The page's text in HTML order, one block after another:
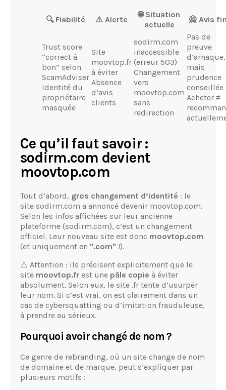
🔍 Fiabilité ⚠️ Alerte
🌐 Situation
actuelle
🙅 Avis
Trust score
“correct à
bon” selon
ScamAdviser
Identité du
propriétaire
masquée
Site
moovtop.fr
à éviter
Absence
d’avis
clients
sodirm.com
inaccessible
(erreur 503)
Changement
vers
moovtop.com
sans
redirection
Pas de
preuve
d’arnaque,
mais
prudence
conseillée
Acheter ≠
Ce qu’il faut savoir :
sodirm.com devient
moovtop.com
Tout d’abord, gros changement d’identité : le
site sodirm.com a annoncé devenir moovtop.com.
Selon les infos affichées sur leur ancienne
plateforme (sodirm.com), c’est un changement
officiel. Leur nouveau site est donc moovtop.com
(et uniquement en ".com" !).
⚠️ Attention : ils précisent explicitement que le
site moovtop.fr est une pâle copie à éviter
absolument. Selon eux, le site .fr tente d’usurper
leur nom. Si c’est vrai, on est clairement dans un
cas de cybersquatting ou d’imitation frauduleuse,
à prendre au sérieux.
Pourquoi avoir changé de nom ?
Ce genre de rebranding, où un site change de nom
de domaine et de marque, peut s’expliquer par
plusieurs motifs :